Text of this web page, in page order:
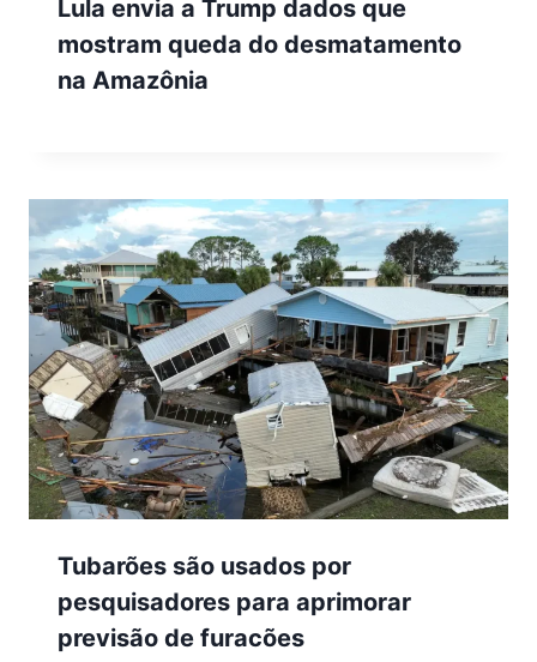
Lula envia a Trump dados que
mostram queda do desmatamento
na Amazônia
Tubarões são usados por
pesquisadores para aprimorar
previsão de furacões